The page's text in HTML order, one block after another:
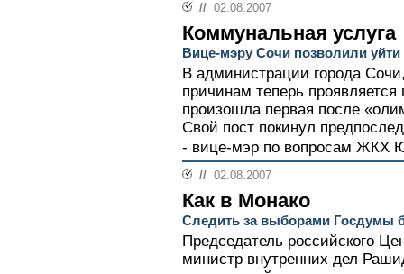
// 02.08.2007
Коммунальная услуга
Вице-мэру Сочи позволили
В администрации города
причинам теперь
произошла первая после
Свой пост покинул
- вице-мэр по вопросам ЖКХ
// 02.08.2007
Как в Монако
Следить за выборами Госдумы
Председатель российского
министр внутренних дел